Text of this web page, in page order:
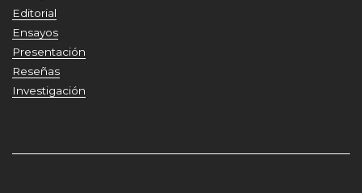
Editorial
Ensayos
Presentación
Reseñas
Investigación